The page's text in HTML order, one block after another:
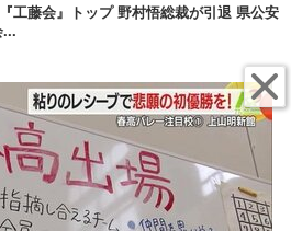
工藤会』トップ 野村悟総裁が引退 県公安
...